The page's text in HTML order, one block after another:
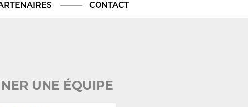
CONTACT
UNE ÉQUIPE